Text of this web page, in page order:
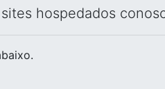
hospedados